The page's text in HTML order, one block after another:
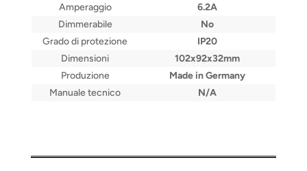
Amperaggio
6.2A
Dimmerabile
No
Grado di protezione
IP20
Dimensioni
102x92x32mm
Produzione
Made in Germany
Manuale tecnico
N/A